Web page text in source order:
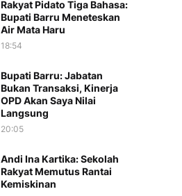
Rakyat Pidato Tiga Bahasa:
Bupati Barru Meneteskan
Air Mata Haru
18:54
Bupati Barru: Jabatan
Bukan Transaksi, Kinerja
OPD Akan Saya Nilai
Langsung
20:05
Andi Ina Kartika: Sekolah
Rakyat Memutus Rantai
Kemiskinan